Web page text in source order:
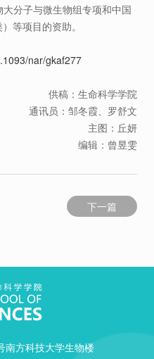
分子与微生物组专项和中国
等项目的资助。
nar/gkaf277
供稿：生命科学学院
通讯员：邹冬霞、罗舒文
主图：丘妍
编辑：曾昱雯
下一篇
南方科技大学生物楼